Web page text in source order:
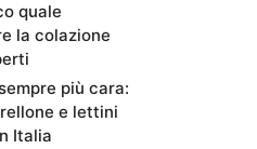
quale
la colazione
più cara:
e lettini
Italia